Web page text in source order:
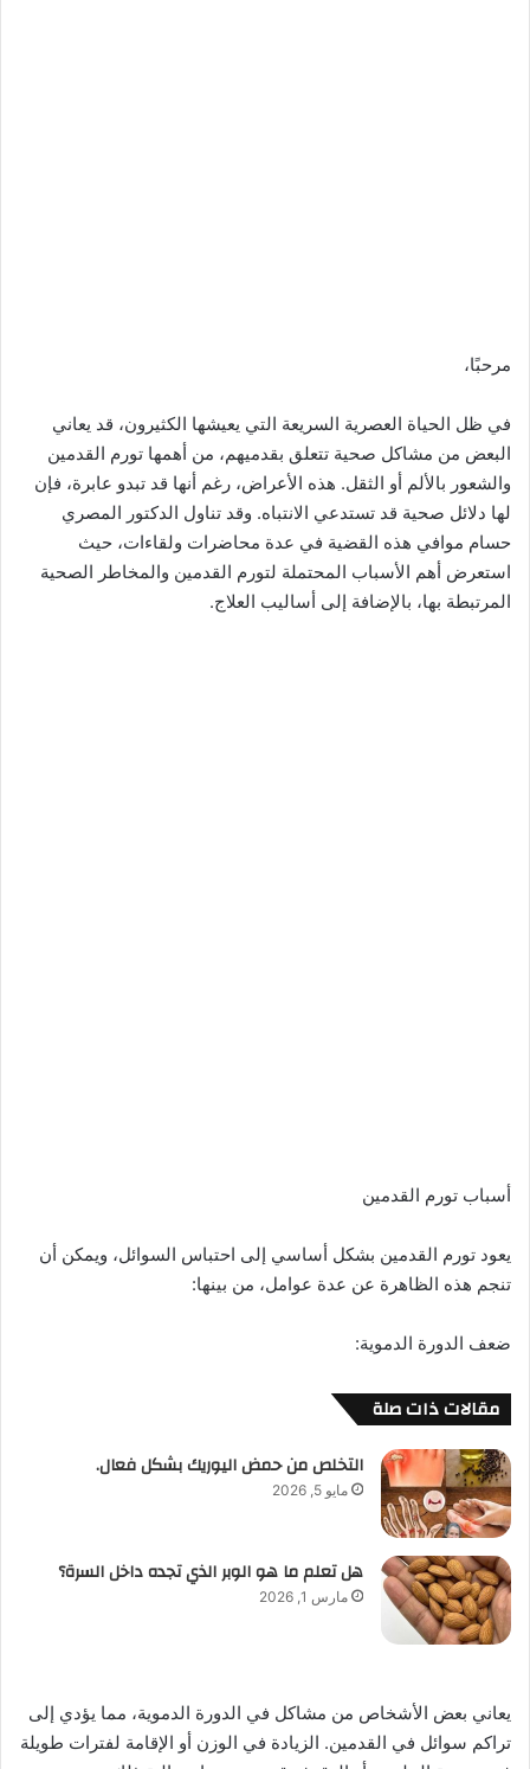
مرحبًا،
في ظل الحياة العصرية السريعة التي يعيشها الكثيرون، قد يعاني
البعض من مشاكل صحية تتعلق بقدميهم، من أهمها تورم القدمين
والشعور بالألم أو الثقل. هذه الأعراض، رغم أنها قد تبدو عابرة، فإن
لها دلائل صحية قد تستدعي الانتباه. وقد تناول الدكتور المصري
حسام موافي هذه القضية في عدة محاضرات ولقاءات، حيث
استعرض أهم الأسباب المحتملة لتورم القدمين والمخاطر الصحية
المرتبطة بها، بالإضافة إلى أساليب العلاج.
أسباب تورم القدمين
يعود تورم القدمين بشكل أساسي إلى احتباس السوائل، ويمكن أن
تنجم هذه الظاهرة عن عدة عوامل، من بينها:
ضعف الدورة الدموية:
مقالات ذات صلة
التخلص من حمض اليوريك بشكل فعال.
مايو 5, 2026
هل تعلم ما هو الوبر الذي تجده داخل السرة؟
مارس 1, 2026
يعاني بعض الأشخاص من مشاكل في الدورة الدموية، مما يؤدي إلى
تراكم سوائل في القدمين. الزيادة في الوزن أو الإقامة لفترات طويلة